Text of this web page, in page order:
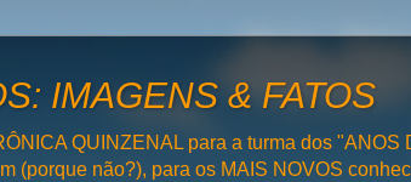
IMAGENS & FATOS
QUINZENAL para a turma dos
(porque não?), para os MAIS NOVOS